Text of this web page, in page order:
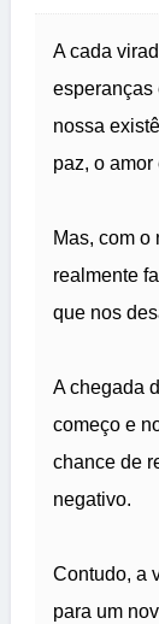
A cada
esperanças
nossa
paz, o
Mas, com o
realmente
que nos
A chegada
começo e
chance de
negativo.
Contudo, a
para um